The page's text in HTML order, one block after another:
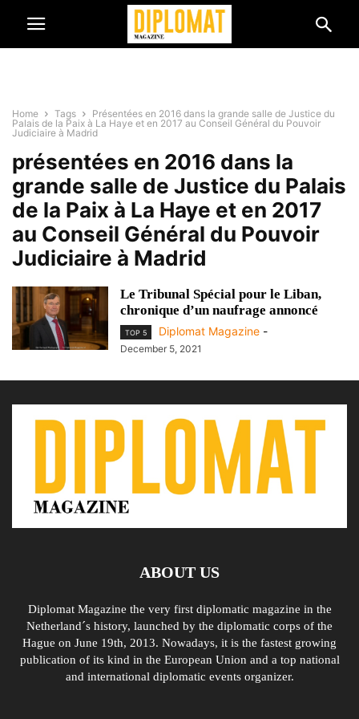
Home Tags
Présentées en 2016 dans la grande salle de Justice du
Palais de la Paix à La Haye et en 2017 au Conseil Général du Pouvoir
Judiciaire à Madrid
présentées en 2016 dans la
grande salle de Justice du Palais
de la Paix à La Haye et en 2017
au Conseil Général du Pouvoir
Judiciaire à Madrid
Le Tribunal Spécial pour le Liban,
chronique d’un naufrage annoncé
TOP 5 Diplomat Magazine -
December 5, 2021
ABOUT US
Diplomat Magazine the very first diplomatic magazine in the
Netherland´s history, launched by the diplomatic corps of the
Hague on June 19th, 2013. Nowadays, it is the fastest growing
publication of its kind in the European Union and a top national
and international diplomatic events organizer.